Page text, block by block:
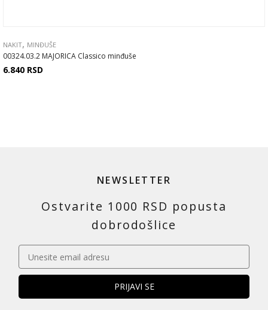
NAKIT, MINĐUŠE
00324.03.2 MAJORICA Classico minđuše
6.840 RSD
NEWSLETTER
Ostvarite 1000 RSD popusta
dobrodošlice